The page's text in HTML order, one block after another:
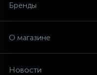
Бренды
О магазине
Новости